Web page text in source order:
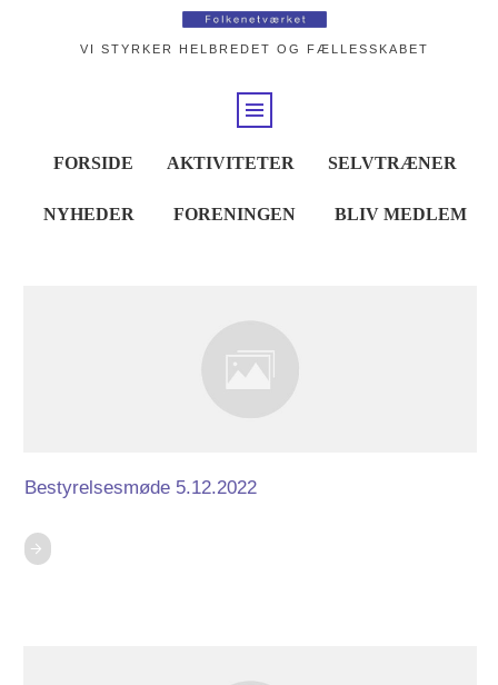
VI STYRKER HELBREDET OG FÆLLESSKABET
FORSIDE AKTIVITETER SELVTRÆNER
NYHEDER FORENINGEN BLIV MEDLEM
Bestyrelsesmøde 5.12.2022